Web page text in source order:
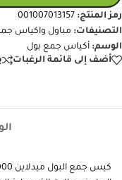
رمز المنتج: 001007013157
التصنيفات: مباول واكياس
الوسم: أكياس جمع بول
أضف إلى قائمة الرغبات